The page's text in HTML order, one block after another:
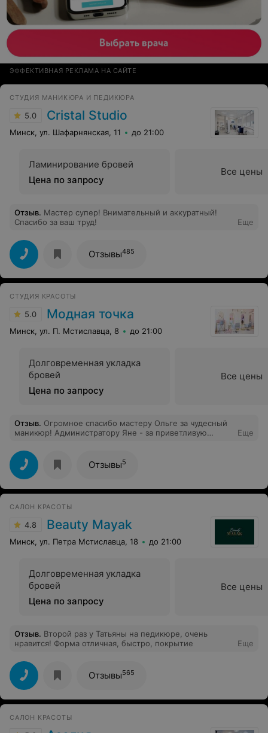
ЭФФЕКТИВНАЯ РЕКЛАМА НА САЙТЕ
СТУДИЯ МАНИКЮРА И ПЕДИКЮРА
5.0 Cristal Studio
Минск, ул. Шафарнянская, 11 до 21:00
Ламинирование бровей
Цена по запросу
Все цены
Отзыв. Мастер супер! Внимательный и аккуратный!
Спасибо за ваш труд!
Еще
Отзывы485
СТУДИЯ КРАСОТЫ
5.0 Модная точка
Минск, ул. П. Мстиславца, 8 до 21:00
Долговременная укладка
бровей
Цена по запросу
Все цены
Отзыв. Огромное спасибо мастеру Ольге за чудесный
маникюр! Администратору Яне - за приветливую
салон! Выиграла бесплатный маникюр и безумно рада,
что попала в такое уютное место, куда обязательно
вернусь! P.S. Отдельное спасибо за приобретенный
оттенок лака.
Еще
Отзывы5
САЛОН КРАСОТЫ
4.8 Beauty Mayak
Минск, ул. Петра Мстиславца, 18 до 21:00
Долговременная укладка
бровей
Цена по запросу
Все цены
Отзыв. Второй раз у Татьяны на педикюре, очень
нравится! Форма отличная, быстро, покрытие
Еще
Отзывы565
САЛОН КРАСОТЫ